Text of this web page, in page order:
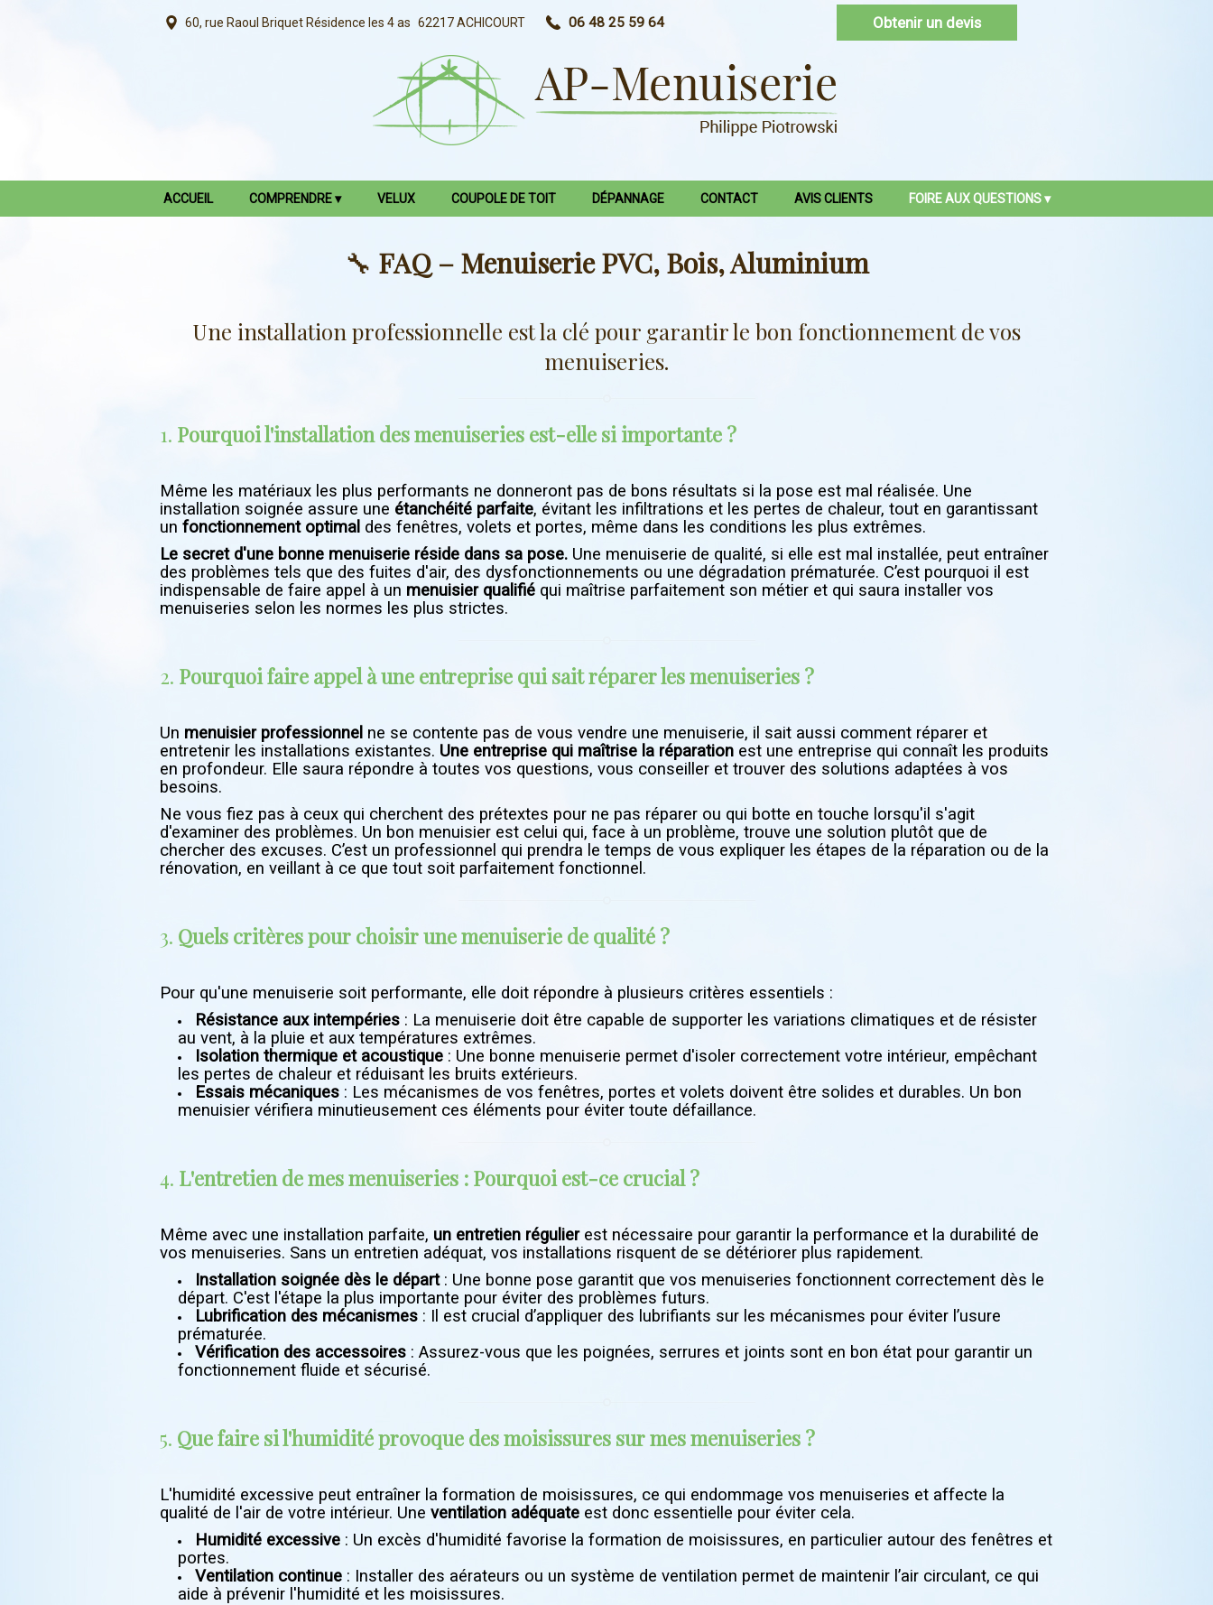
Obtenir un devis
60, rue Raoul Briquet Résidence les 4 as 62217ACHICOURT 06 48 25 59 64
ACCUEIL COMPRENDRE VELUX COUPOLE DE TOIT DÉPANNAGE CONTACT AVIS CLIENTS FOIRE AUX QUESTIONS
🔧 FAQ – Menuiserie PVC, Bois, Aluminium
Une installation professionnelle est la clé pour garantir le bon fonctionnement de vos
menuiseries.
1. Pourquoi l'installation des menuiseries est-elle si importante ?
Même les matériaux les plus performants ne donneront pas de bons résultats si la pose est mal réalisée. Une
installation soignée assure une étanchéité parfaite, évitant les infiltrations et les pertes de chaleur, tout en garantissant
un fonctionnement optimal des fenêtres, volets et portes, même dans les conditions les plus extrêmes.
Le secret d'une bonne menuiserie réside dans sa pose. Une menuiserie de qualité, si elle est mal installée, peut entraîner
des problèmes tels que des fuites d'air, des dysfonctionnements ou une dégradation prématurée. C’est pourquoi il est
indispensable de faire appel à un menuisier qualifié qui maîtrise parfaitement son métier et qui saura installer vos
menuiseries selon les normes les plus strictes.
2. Pourquoi faire appel à une entreprise qui sait réparer les menuiseries ?
Un menuisier professionnel ne se contente pas de vous vendre une menuiserie, il sait aussi comment réparer et
entretenir les installations existantes. Une entreprise qui maîtrise la réparation est une entreprise qui connaît les produits
en profondeur. Elle saura répondre à toutes vos questions, vous conseiller et trouver des solutions adaptées à vos
besoins.
Ne vous fiez pas à ceux qui cherchent des prétextes pour ne pas réparer ou qui botte en touche lorsqu'il s'agit
d'examiner des problèmes. Un bon menuisier est celui qui, face à un problème, trouve une solution plutôt que de
chercher des excuses. C’est un professionnel qui prendra le temps de vous expliquer les étapes de la réparation ou de la
rénovation, en veillant à ce que tout soit parfaitement fonctionnel.
3. Quels critères pour choisir une menuiserie de qualité ?
Pour qu'une menuiserie soit performante, elle doit répondre à plusieurs critères essentiels :
Résistance aux intempéries : La menuiserie doit être capable de supporter les variations climatiques et de résister
au vent, à la pluie et aux températures extrêmes.
Isolation thermique et acoustique : Une bonne menuiserie permet d'isoler correctement votre intérieur, empêchant
les pertes de chaleur et réduisant les bruits extérieurs.
Essais mécaniques : Les mécanismes de vos fenêtres, portes et volets doivent être solides et durables. Un bon
menuisier vérifiera minutieusement ces éléments pour éviter toute défaillance.
4. L'entretien de mes menuiseries : Pourquoi est-ce crucial ?
Même avec une installation parfaite, un entretien régulierest nécessaire pour garantir la performance et la durabilité de
vos menuiseries. Sans un entretien adéquat, vos installations risquent de se détériorer plus rapidement.
Installation soignée dès le départ: Une bonne pose garantit que vos menuiseries fonctionnent correctement dès le
départ. C'est l'étape la plus importante pour éviter des problèmes futurs.
Lubrification des mécanismes : Il est crucial d’appliquer des lubrifiants sur les mécanismes pour éviter l’usure
prématurée.
Vérification des accessoires : Assurez-vous que les poignées, serrures et joints sont en bon état pour garantir un
fonctionnement fluide et sécurisé.
5. Que faire si l'humidité provoque des moisissures sur mes menuiseries ?
L'humidité excessive peut entraîner la formation de moisissures, ce qui endommage vos menuiseries et affecte la
qualité de l'air de votre intérieur. Une ventilation adéquate est donc essentielle pour éviter cela.
Humidité excessive : Un excès d'humidité favorise la formation de moisissures, en particulier autour des fenêtres et
portes.
Ventilation continue : Installer des aérateurs ou un système de ventilation permet de maintenir l’air circulant, ce qui
aide à prévenir l'humidité et les moisissures.